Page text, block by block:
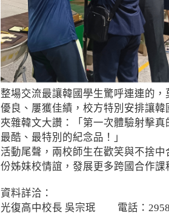
整場交流最讓韓國學生驚呼連連的
優良、屢獲佳績，校方特別安排讓
夾雜韓文大讚：「第一次體驗射擊
最酷、最特別的紀念品！」
活動尾聲，兩校師生在歡笑與不捨
份姊妹校情誼，發展更多跨國合作
資料詳洽：
光復高中校長 吳宗珉 電話：